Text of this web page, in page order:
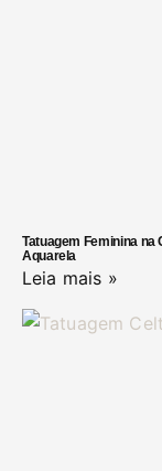
Tatuagem Feminina na
Aquarela
Leia mais »